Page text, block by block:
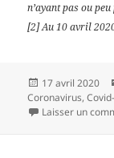
n’ayant pas ou
[2] Au 10 avril
Publié
le
17 avril 2020
Coronavirus,
Laisser un